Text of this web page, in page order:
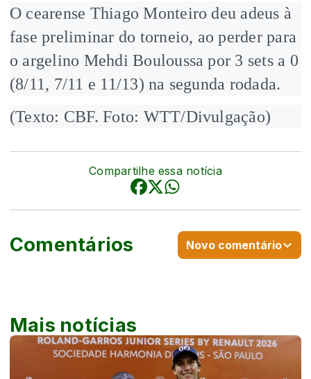
O cearense Thiago Monteiro deu adeus à
fase preliminar do torneio, ao perder para
o argelino Mehdi Bouloussa por 3 sets a 0
(8/11, 7/11 e 11/13) na segunda rodada.
(Texto: CBF. Foto: WTT/Divulgação)
Compartilhe essa notícia
Comentários Novo comentário
Mais notícias